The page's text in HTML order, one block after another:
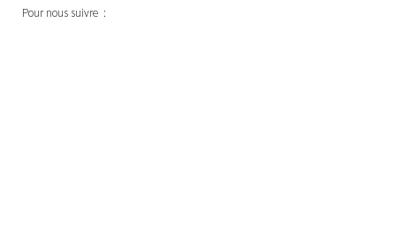
Pour nous suivre :